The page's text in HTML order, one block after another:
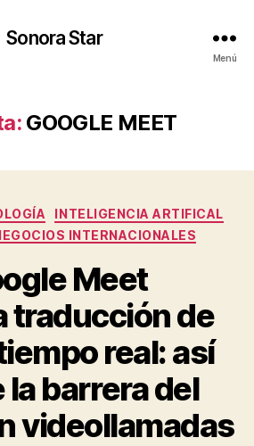
Sonora Star
Menú
GOOGLE MEET
Categorías
INTELIGENCIA ARTIFICAL
INTERNACIONALES
Meet
traducción de
real: así
la barrera del
videollamadas